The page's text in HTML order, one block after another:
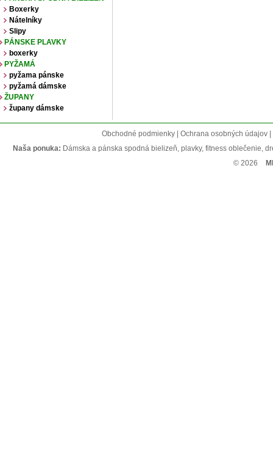
Boxerky
Nátelníky
Slipy
PÁNSKE PLAVKY
boxerky
PYŽAMÁ
pyžama pánske
pyžamá dámske
ŽUPANY
župany dámske
Obchodné podmienky | Ochrana osobných údajov
Naša ponuka: Dámska a pánska spodná bielizeň, plavky, fitness oblečenie,
© 2026